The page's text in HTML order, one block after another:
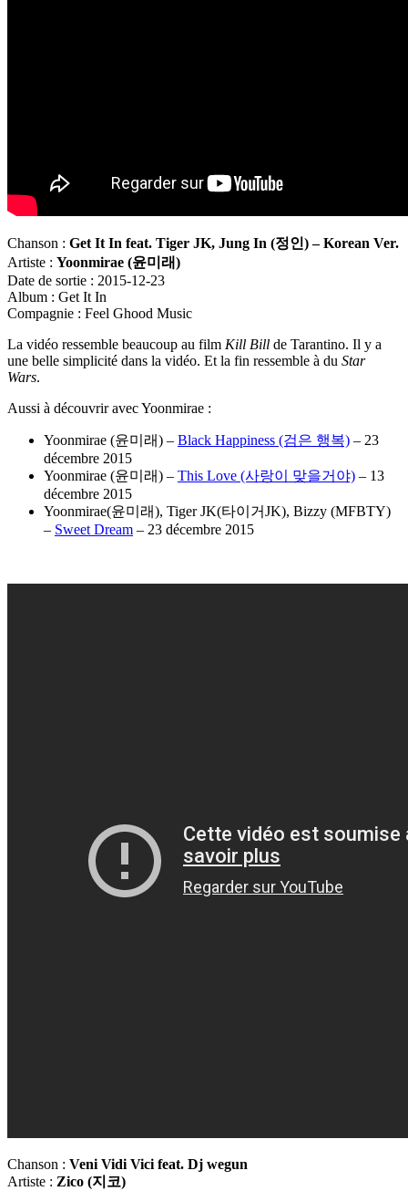
Chanson : Get It In feat. Tiger JK, Jung In (정인) – Korean Ver.
Artiste : Yoonmirae (윤미래)
Date de sortie : 2015-12-23
Album : Get It In
Compagnie : Feel Ghood Music
La vidéo ressemble beaucoup au film Kill Bill de Tarantino. Il y a
une belle simplicité dans la vidéo. Et la fin ressemble à du Star
Wars.
Aussi à découvrir avec Yoonmirae :
Yoonmirae (윤미래) – Black Happiness (검은 행복) – 23
décembre 2015
Yoonmirae (윤미래) – This Love (사랑이 맞을거야) – 13
décembre 2015
Yoonmirae(윤미래), Tiger JK(타이거JK), Bizzy (MFBTY)
– Sweet Dream – 23 décembre 2015
Chanson : Veni Vidi Vici feat. Dj wegun
Artiste : Zico (지코)